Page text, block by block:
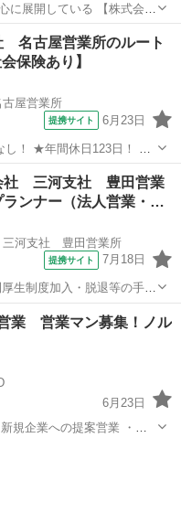
に展開している 【株式会社
ート店営業 太陽光
名古屋営業所のルート
保険あり】
屋営業所
提携サイト 6月23日
能！ ★賞与あり（前年度実
・～・～・
社 三河支社 豊田営業
ランナー（法人営業・…
河支社 豊田営業所
提携サイト 7月18日
生制度加入・脱退等の手続
、会員である法人企業様へ
内などがメイン。個人宅訪
業 営業マン募集！ノル
6月23日